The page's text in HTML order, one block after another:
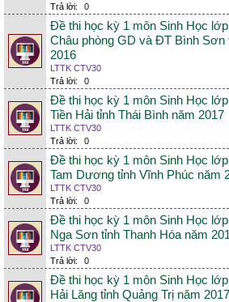
Trả lời:
0
Đề thi học kỳ 1 môn Sinh Học
Châu phòng GD và ĐT Bình Sơn
2016
LTTK CTV30
Trả lời:
0
Đề thi học kỳ 1 môn Sinh Học
Tiền Hải tỉnh Thái Bình năm 2017
LTTK CTV30
Trả lời:
0
Đề thi học kỳ 1 môn Sinh Học
Tam Dương tỉnh Vĩnh Phúc năm
LTTK CTV30
Trả lời:
0
Đề thi học kỳ 1 môn Sinh Học
Nga Sơn tỉnh Thanh Hóa năm
LTTK CTV30
Trả lời:
0
Đề thi học kỳ 1 môn Sinh Học
Hải Lăng tỉnh Quảng Trị năm 2017